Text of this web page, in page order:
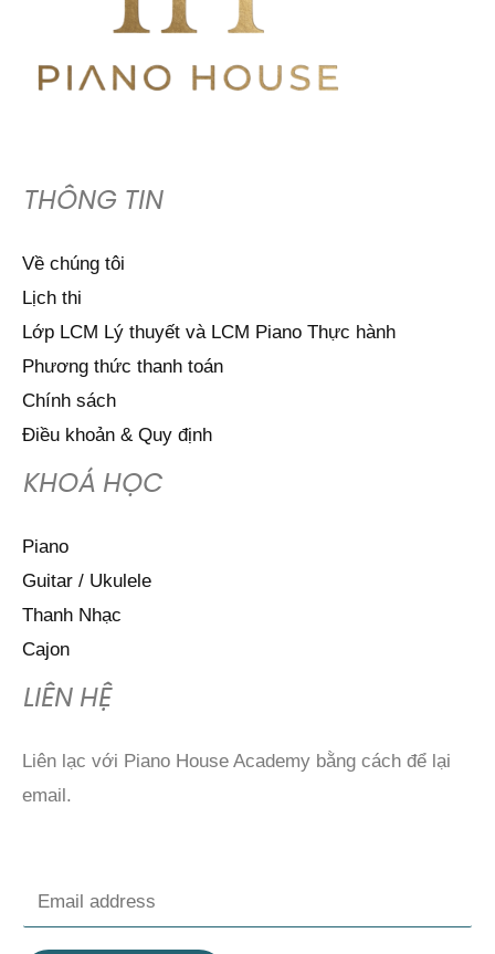
THÔNG TIN
Về chúng tôi
Lịch thi
Lớp LCM Lý thuyết và LCM Piano Thực hành
Phương thức thanh toán
Chính sách
Điều khoản & Quy định
KHOÁ HỌC
Piano
Guitar / Ukulele
Thanh Nhạc
Cajon
LIÊN HỆ
Liên lạc với Piano House Academy bằng cách để lại
email.
m